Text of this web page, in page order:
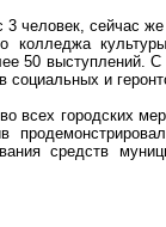
человек, сейчас
колледжа
50 выступлений.
социальных и
всех городских
средств